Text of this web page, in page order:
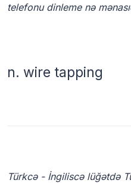
telefonu dinleme nə
n. wire tapping
Türkcə - İngiliscə lüğətdə